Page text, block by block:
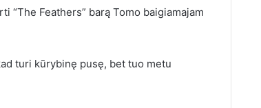
“The Feathers” barą Tomo baigiamajam
turi kūrybinę pusę, bet tuo metu